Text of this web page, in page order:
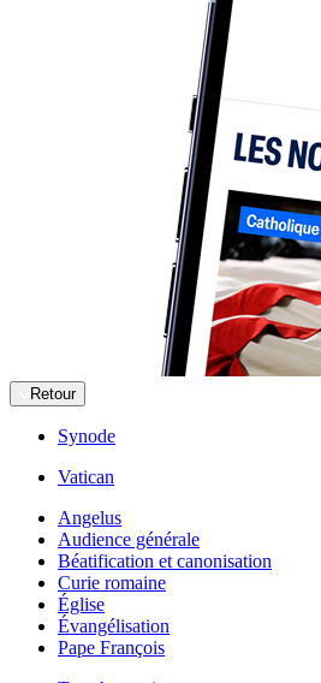
Retour
Synode
Vatican
Angelus
Audience générale
Béatification et canonisation
Curie romaine
Église
Évangélisation
Pape François